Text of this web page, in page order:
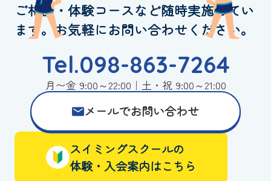
ご相談・体験コースなど随時実施してい
ます。お気軽にお問い合わせください。
Tel.098-863-7264
月〜金 9:00～22:00｜土・祝 9:00～21:00
メールでお問い合わせ
スイミングスクールの
体験・入会案内はこちら